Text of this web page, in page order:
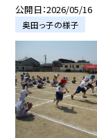
公開日 2026/05/16
奥田っ子の様子